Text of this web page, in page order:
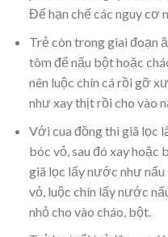
Để hạn chế các nguy cơ
Trẻ còn trong giai đoạn
tôm để nấu bột hoặc
nên luộc chín cá rồi gỡ
như xay thịt rồi cho vào
Với cua đồng thì giã lọc
bóc vỏ, sau đó xay hoặc
giã lọc lấy nước như
vỏ, luộc chín lấy nước
nhỏ cho vào cháo, bột.